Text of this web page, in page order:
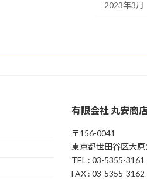
2023年3月
有限会社 丸安商
〒156-0041
東京都世田谷区大
TEL : 03-5355-3161
FAX : 03-5355-3162